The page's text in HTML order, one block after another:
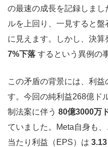
の最速の成長を記録しま
ルを上回り、一見すると
に見えます。しかし、決
7%下落 するという異例の
この矛盾の背景には、利益
す。今回の純利益268億ド
制法案に伴う 80億3000万
ていました。Meta自身も
当たり利益（EPS）は